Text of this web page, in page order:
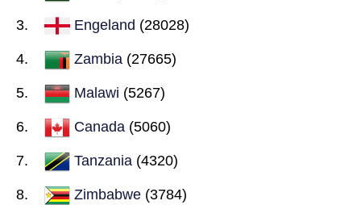
Engeland (28028)
Zambia (27665)
Malawi (5267)
Canada (5060)
Tanzania (4320)
Zimbabwe (3784)